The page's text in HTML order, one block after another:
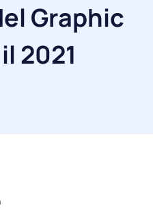
Graphic
2021